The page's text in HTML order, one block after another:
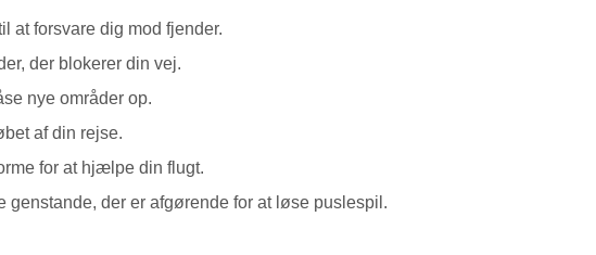
at forsvare dig mod fjender.
der blokerer din vej.
nye områder op.
af din rejse.
for at hjælpe din flugt.
der er afgørende for at løse puslespil.